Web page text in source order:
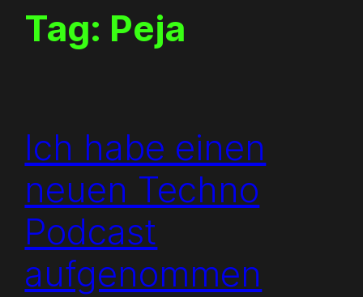
Tag: Peja
Ich habe einen
neuen Techno
Podcast
aufgenommen